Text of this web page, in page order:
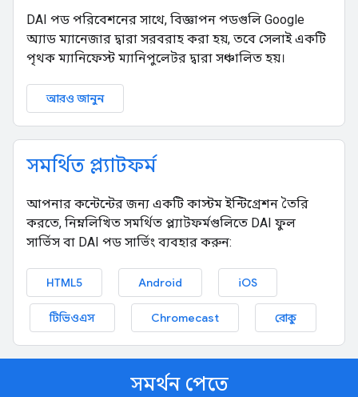
DAI পড পরিবেশনের সাথে, বিজ্ঞাপন পডগুলি Google
অ্যাড ম্যানেজার দ্বারা সরবরাহ করা হয়, তবে সেলাই একটি
পৃথক ম্যানিফেস্ট ম্যানিপুলেটর দ্বারা সঞ্চালিত হয়।
আরও জানুন
সমর্থিত প্ল্যাটফর্ম
আপনার কন্টেন্টের জন্য একটি কাস্টম ইন্টিগ্রেশন তৈরি
করতে, নিম্নলিখিত সমর্থিত প্ল্যাটফর্মগুলিতে DAI ফুল
সার্ভিস বা DAI পড সার্ভিং ব্যবহার করুন:
HTML5 Android iOS
টিভিওএস Chromecast রোকু
সমর্থন পেতে